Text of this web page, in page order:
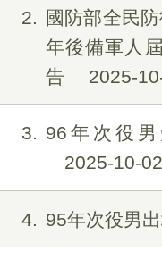
2
國防部全民
年後備軍人
告
2025-
3
96年次役
2025-10-02
4 95年次役男